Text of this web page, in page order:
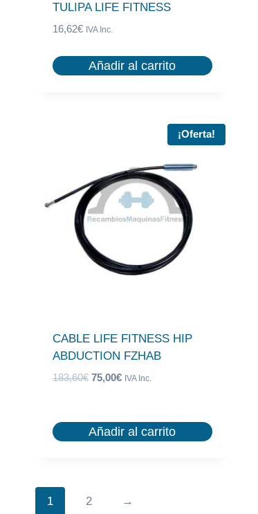
TULIPA LIFE FITNESS
16,62€ IVA Inc.
Añadir al carrito
¡Oferta!
CABLE LIFE FITNESS HIP
ABDUCTION FZHAB
183,60€ El
era:
183,60€.
75,00€El
es:
75,00€.
IVA Inc.
Añadir al carrito
1 2 →